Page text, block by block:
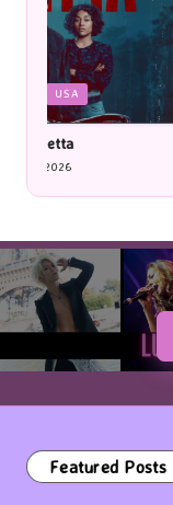
Posted
in
Featured Posts